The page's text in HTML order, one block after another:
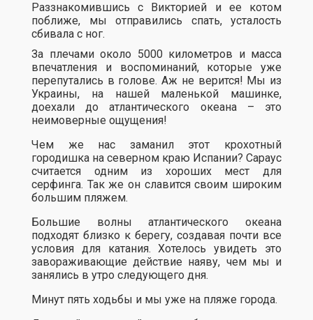
Раззнакомившись с Викторией и ее котом
поближе, мы отправились спать, усталость
сбивала с ног.
За плечами около 5000 километров и масса
впечатления и воспоминаний, которые уже
перепутались в голове. Аж не верится! Мы из
Украины, на нашей маленькой машинке,
доехали до атлантического океана – это
неимоверные ощущения!
Чем же нас заманил этот крохотный
городишка на северном краю Испании? Сараус
считается одним из хороших мест для
серфинга. Так же он славится своим широким
большим пляжем.
Большие волны атлантического океана
подходят близко к берегу, создавая почти все
условия для катания. Хотелось увидеть это
завораживающие действие наяву, чем мы и
занялись в утро следующего дня.
Минут пять ходьбы и мы уже на пляже города.